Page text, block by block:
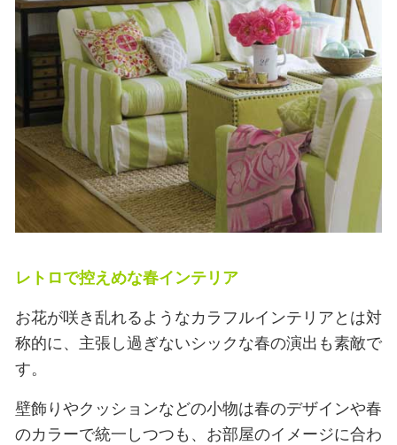
レトロで控えめな春インテリア
お花が咲き乱れるようなカラフルインテリアとは対
称的に、主張し過ぎないシックな春の演出も素敵で
す。
壁飾りやクッションなどの小物は春のデザインや春
のカラーで統一しつつも、お部屋のイメージに合わ